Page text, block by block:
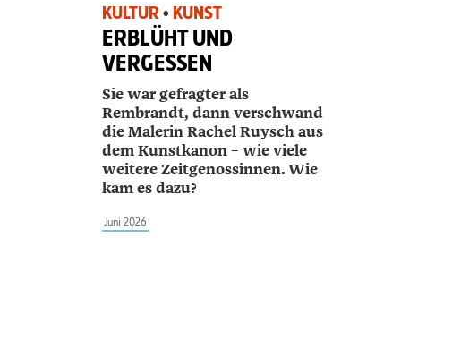
KULTUR • KUNST
ERBLÜHT UND
VERGESSEN
Sie war gefragter als
Rembrandt, dann verschwand
die Malerin ­Rachel Ruysch aus
dem Kunstkanon – wie viele
weitere Zeitgenossinnen. Wie
kam es dazu?
Juni 2026